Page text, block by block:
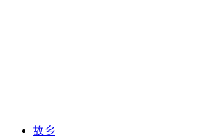
故乡